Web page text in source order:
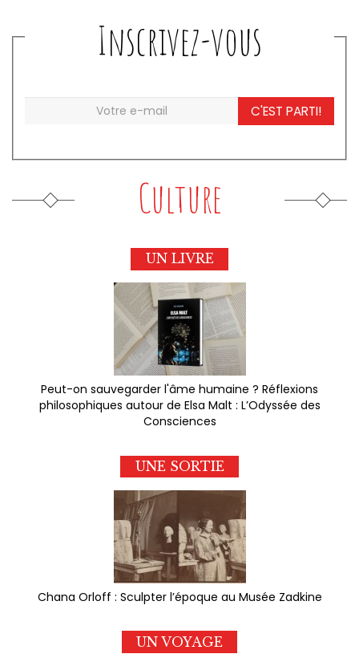
Inscrivez-vous
C'EST PARTI!
Culture
UN LIVRE
Peut-on sauvegarder l'âme humaine ? Réflexions
philosophiques autour de Elsa Malt : L’Odyssée des
Consciences
UNE SORTIE
Chana Orloff : Sculpter l’époque au Musée Zadkine
UN VOYAGE